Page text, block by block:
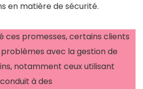
en matière de sécurité.
ces promesses, certains clients
avec la gestion de
notamment ceux utilisant
à des